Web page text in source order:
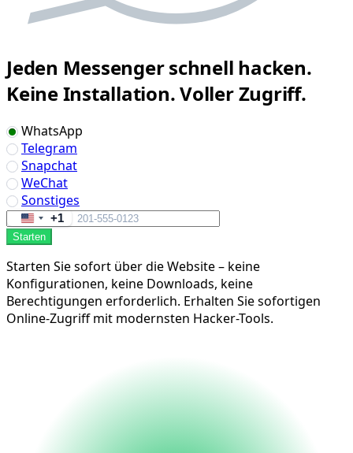
Jeden Messenger schnell hacken.
Keine Installation. Voller Zugriff.
WhatsApp
Telegram
Snapchat
WeChat
Sonstiges
United
States
+1
Starten
Starten Sie sofort über die Website – keine
Konfigurationen, keine Downloads, keine
Berechtigungen erforderlich. Erhalten Sie sofortigen
Online-Zugriff mit modernsten Hacker-Tools.